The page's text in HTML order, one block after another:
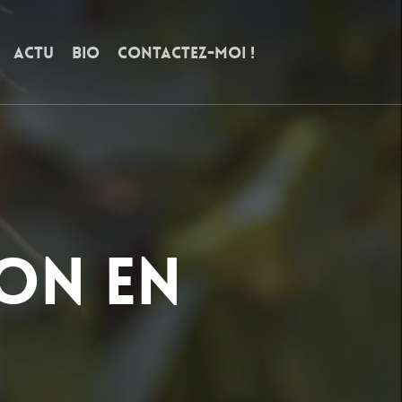
ACTU BIO CONTACTEZ-MOI !
en